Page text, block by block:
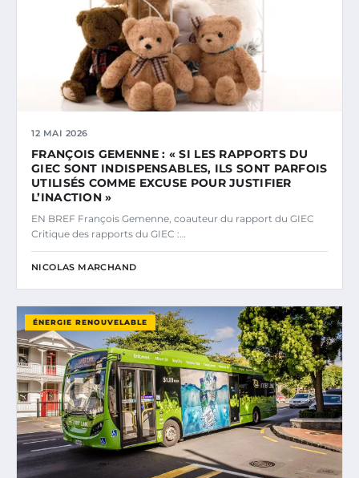
12 MAI 2026
FRANÇOIS GEMENNE : « SI LES RAPPORTS DU
GIEC SONT INDISPENSABLES, ILS SONT PARFOIS
UTILISÉS COMME EXCUSE POUR JUSTIFIER
L’INACTION »
EN BREF François Gemenne, coauteur du rapport du GIEC
Critique des rapports du GIEC :…
NICOLAS MARCHAND
ÉNERGIE RENOUVELABLE